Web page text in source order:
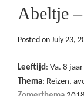
Abeltje
Posted on July 23,
Leeftijd: Va. 8 jaar
Thema: Reizen,